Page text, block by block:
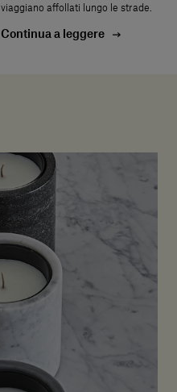
viaggiano affollati lungo le strade.
Continua a leggere